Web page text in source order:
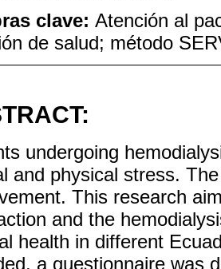
clave: Atención al
de salud; método
undergoing
and physical stress.
This research
and the
health in different
a questionnaire was